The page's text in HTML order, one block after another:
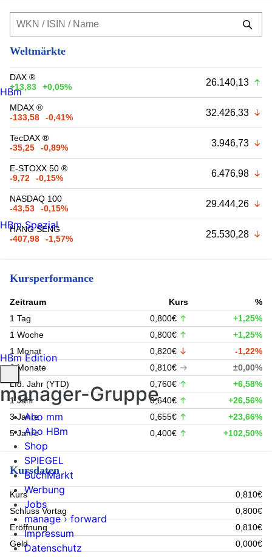
Weltmärkte
DAX ®
+13,83
+0,05% 26.140,13
MDAX ®
-133,58
-0,41% 32.426,33
TecDAX ®
-35,25
-0,89% 3.946,73
E-STOXX 50 ®
-9,72
-0,15% 6.476,98
NASDAQ 100
-43,53
-0,15% 29.444,26
HANG SENG
-407,98
-1,57% 25.530,28
Kursperformance
Zeitraum Kurs
%
1 Tag
0,800€
+1,25%
1 Woche
0,800€
+1,25%
1 Monat
0,820€
-1,22%
6 Monate
0,810€
±0,00%
Lfd. Jahr (YTD)
0,760€
+6,58%
1 Jahr
0,640€
+26,56%
3 Jahre
0,655€
+23,66%
5 Jahre
0,400€ +102,50%
Kursdaten
Kurs
0,810€
Schluss Vortag
0,800€
Eröffnung
0,810€
Geld
0,000€
HBm
HBm Spezial
HBm Edition
manager-Gruppe
Abo mm
Abo HBm
Shop
SPIEGEL
BuchMarkt
Werbung
Jobs
manage › forward
Impressum
Datenschutz